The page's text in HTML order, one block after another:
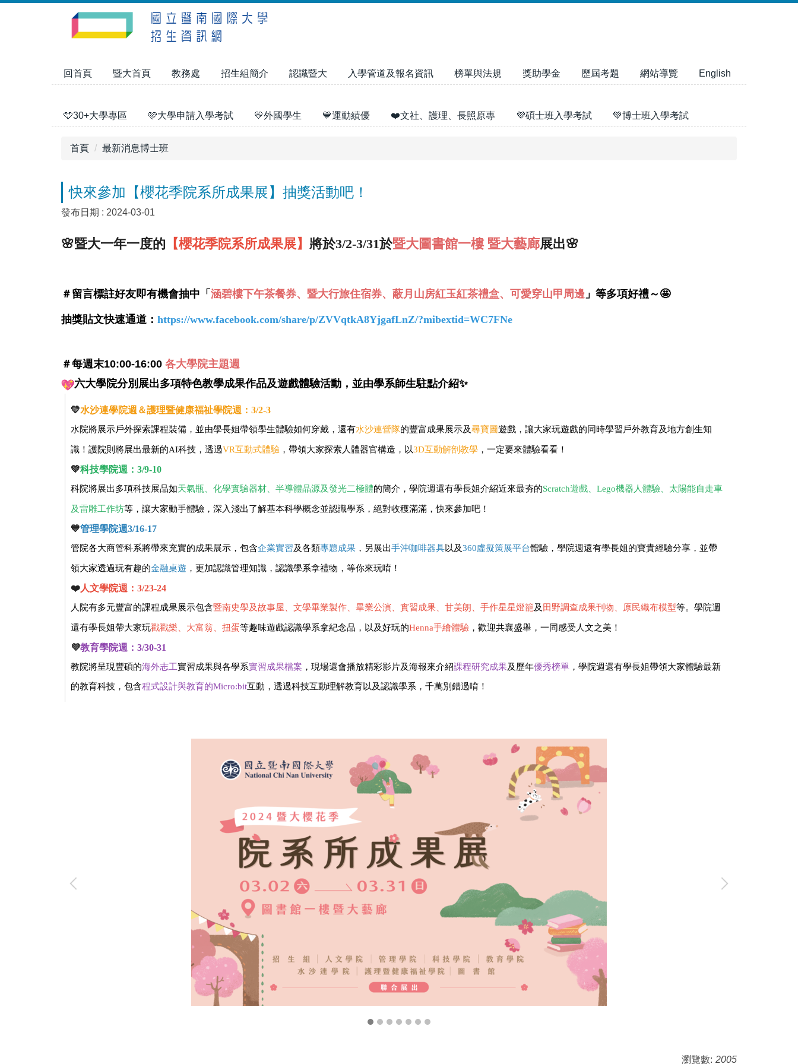
回首頁 暨大首頁 教務處 招生組簡介 認識暨大 入學管道及報名資訊 榜單與法規 獎助學金 歷屆考題 網站導覽 English
🩵30+大學專區 🩷大學申請入學考試 💛外國學生 💙運動績優 ❤️文社、護理、長照原專 💜碩士班入學考試 💚博士班入學考試
首頁 最新消息博士班
快來參加【櫻花季院系所成果展】抽獎活動吧！
發布日期 : 2024-03-01
🌸暨大一年一度的 【櫻花季院系所成果展】 將於3/2-3/31於暨大圖書館一樓 暨大藝廊展出🌸
＃ 留言標註好友即有機會抽中「 涵碧樓下午茶餐券、暨大行旅住宿券、蔽月山房紅玉紅茶禮盒、可愛穿山甲周邊 」等多項好禮～ 🤩
抽獎貼文快速通道： https://www.facebook.com/share/p/ZVVqtkA8YjgafLnZ/?mibextid=WC7FNe
＃每週末10:00-16:00 各大學院主題週
六大學院分別展出多項特色教學成果作品及遊戲體驗活動， 並由學系師生駐點介紹✨
💛水沙連學院週＆護理暨健康福祉學院週：3/2-3
水院將展示戶外探索課程裝備，並由學長姐帶領學生體驗如何穿戴，還有水沙連營隊的豐富成果展示及尋寶圖遊戲，讓大家玩遊戲的同時學習戶外教育及地方創生知
識！護院則將展出最新的AI科技，透過VR互動式體驗 ，帶領大家探索人體器官構造，以3D互動解剖教學 ，一定要來體驗看看！
💚科技學院週：3/9-10
科院將展出多項科技展品如天氣瓶、化學實驗器材、半導體晶源及發光二極體的簡介，學院週還有學長姐介紹近來最夯的Scratch遊戲、Lego機器人體驗、太陽能自走車
及雷雕工作坊等，讓大家動手體驗，深入淺出了解基本科學概念並認識學系，絕對收穫滿滿，快來參加吧！
💙管理學院週3/16-17
管院各大商管科系將帶來充實的成果展示，包含企業實習及各類專題成果 ，另展出手沖咖啡器具以及360虛擬策展平台體驗，學院週還有學長姐的寶貴經驗分享，並帶
領大家透過玩有趣的金融桌遊 ，更加認識管理知識，認識學系拿禮物，等你來玩唷！
❤️人文學院週：3/23-24
人院有多元豐富的課程成果展示包含暨南史學及故事屋、文學畢業製作、畢業公演、實習成果、甘美朗、手作星星燈籠及 田野調查成果刊物、原民織布模型等。學院週
還有學長姐帶大家玩戳戳樂、大富翁、扭蛋等趣味遊戲認識學系拿紀念品，以及好玩的Henna手繪體驗 ，歡迎共襄盛舉，一同感受人文之美！
💜教育學院週：3/30-31
教院將呈現豐碩的海外志工實習成果與各學系實習成果檔案 ，現場還會播放精彩影片及海報來介紹課程研究成果及歷年優秀榜單 ，學院週還有學長姐帶領大家體驗最新
的教育科技，包含程式設計與教育的Micro:bit互動，透過科技互動理解教育以及認識學系，千萬別錯過唷！
瀏覽數: 2005